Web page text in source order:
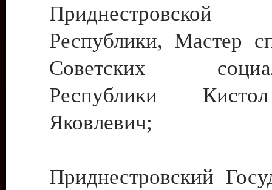
Приднестровской
Республики, Мастер
Советских
Республики
Яковлевич;
Приднестровский